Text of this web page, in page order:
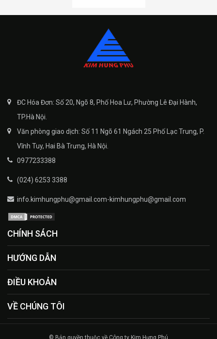
ĐC Hóa Đơn: Số 20, Ngõ 8, Phố Hoa Lư, Phường Lê Đại Hành,
TP.Hà Nội.
Văn phòng giao dịch: Số 11 Ngõ 61 Ngách 25 Phố Lạc Trung, P.
Vĩnh Tuy, Hai Bà Trưng, Hà Nội.
0977233388
(024) 6253 3388
info.kimhungphu@gmail.com-kimhungphu@gmail.com
CHÍNH SÁCH
HƯỚNG DẪN
ĐIỀU KHOẢN
VỀ CHÚNG TÔI